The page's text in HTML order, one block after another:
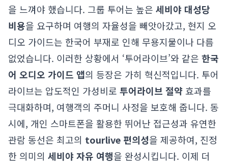
을 느껴야 했습니다. 그룹 투어는 높은 세비야 대성당
비용을 요구하며 여행의 자율성을 빼앗아갔고, 현지 오
디오 가이드는 한국어 부재로 인해 무용지물이나 다름
없었습니다. 이러한 상황에서 ‘투어라이브’와 같은 한국
어 오디오 가이드 앱의 등장은 가히 혁신적입니다. 투어
라이브는 압도적인 가성비로 투어라이브 절약 효과를
극대화하며, 여행객의 주머니 사정을 보호해 줍니다. 동
시에, 개인 스마트폰을 활용한 뛰어난 접근성과 유연한
관람 동선은 최고의 tourlive 편의성을 제공하여, 진정
한 의미의 세비야 자유 여행을 완성시킵니다. 이제 더